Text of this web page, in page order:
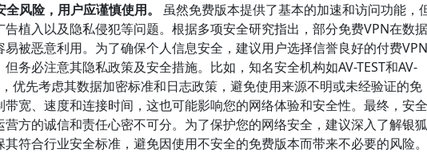
风险，用户应谨慎使用。
虽然免费版本提供了基本的加速和访问功能，
植入以及隐私侵犯等问题。根据多项安全研究指出，部分免费VPN在数据
被恶意利用。为了确保个人信息安全，建议用户选择信誉良好的付费VPN
务必注意其隐私政策及安全措施。比如，知名安全机构如AV-TEST和AV-
优先考虑其数据加密标准和日志政策，避免使用来源不明或未经验证的免
宽、速度和连接时间，这也可能影响您的网络体验和安全性。最终，安全
方的诚信和责任心密不可分。为了保护您的网络安全，建议深入了解银狐
符合行业安全标准，避免因使用不安全的免费版本而带来不必要的风险。